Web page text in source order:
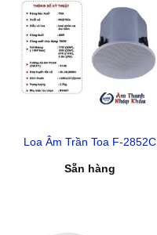
Loa Âm Trần Toa F-2852C
Sẵn hàng